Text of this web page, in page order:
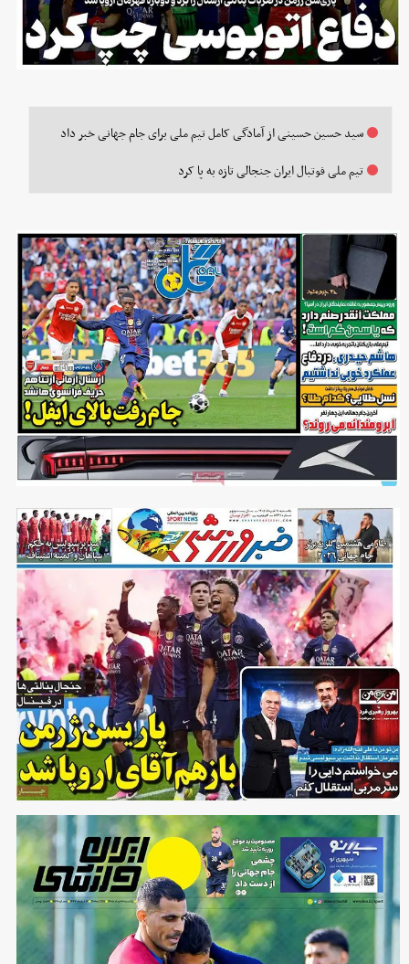
سید حسین حسینی از آمادگی کامل تیم ملی برای جام جهانی خبر داد
تیم ملی فوتبال ایران جنجالی تازه به پا کرد